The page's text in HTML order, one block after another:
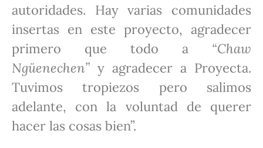
autoridades. Hay varias comunidades
insertas en este proyecto, agradecer
primero que todo a “Chaw
Ngüenechen” y agradecer a Proyecta.
Tuvimos tropiezos pero salimos
adelante, con la voluntad de querer
hacer las cosas bien”.